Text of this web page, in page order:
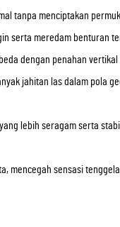
tanpa menciptakan
serta meredam benturan
dengan penahan
jahitan las dalam pola
lebih seragam serta
mencegah sensasi